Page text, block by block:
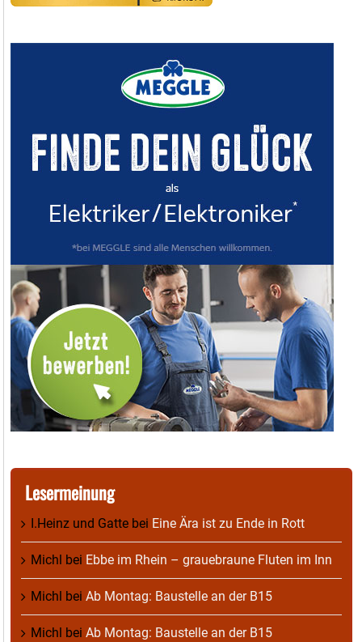
Lesermeinung
I.Heinz und Gatte bei Eine Ära ist zu Ende in Rott
Michl bei Ebbe im Rhein – grauebraune Fluten im Inn
Michl bei Ab Montag: Baustelle an der B15
Michl bei Ab Montag: Baustelle an der B15